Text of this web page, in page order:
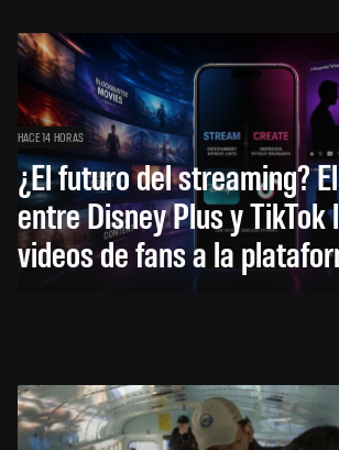
HACE 14 HORAS
¿El futuro del streaming?
entre Disney Plus y TikTok
videos de fans a la